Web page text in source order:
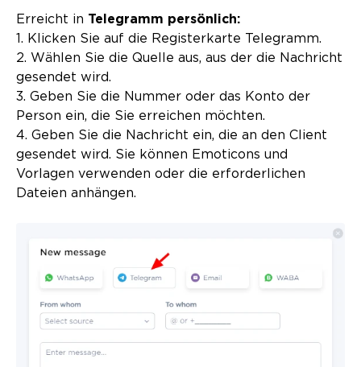
Erreicht in Telegramm persönlich:
1. Klicken Sie auf die Registerkarte Telegramm.
2. Wählen Sie die Quelle aus, aus der die Nachricht
gesendet wird.
3. Geben Sie die Nummer oder das Konto der
Person ein, die Sie erreichen möchten.
4. Geben Sie die Nachricht ein, die an den Client
gesendet wird. Sie können Emoticons und
Vorlagen verwenden oder die erforderlichen
Dateien anhängen.